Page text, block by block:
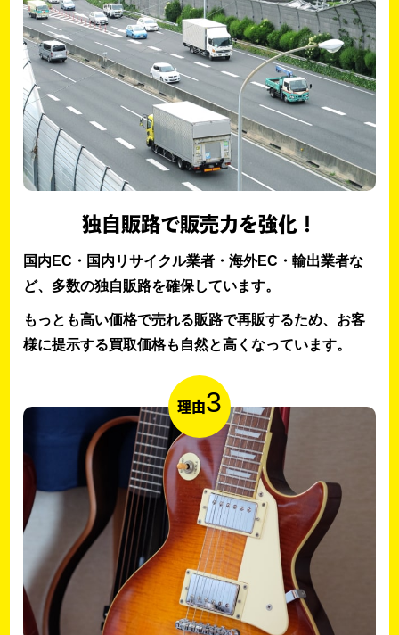
独自販路で販売力を強化！
国内EC・国内リサイクル業者・海外EC・輸出業者な
ど、多数の独自販路を確保しています。
もっとも高い価格で売れる販路で再販するため、お客
様に提示する買取価格も自然と高くなっています。
理由3